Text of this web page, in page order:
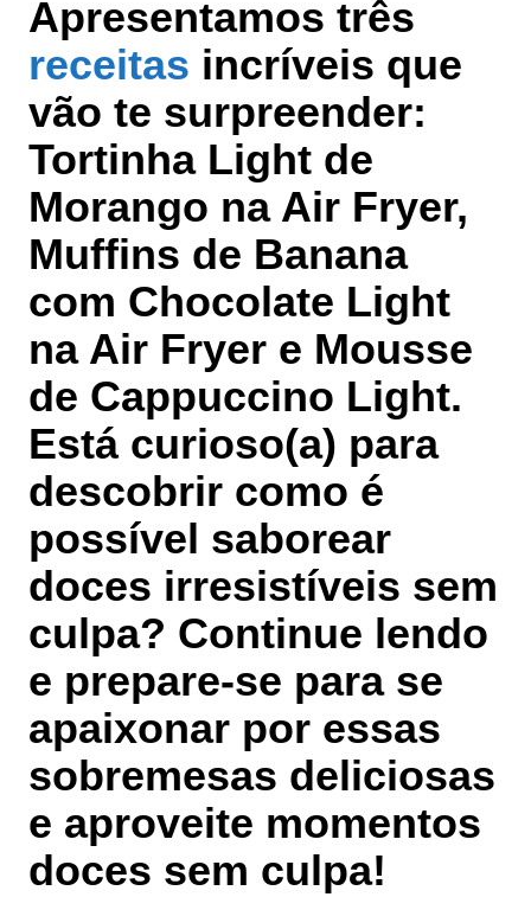
Apresentamos três
receitas incríveis que
vão te surpreender:
Tortinha Light de
Morango na Air Fryer,
Muffins de Banana
com Chocolate Light
na Air Fryer e Mousse
de Cappuccino Light.
Está curioso(a) para
descobrir como é
possível saborear
doces irresistíveis sem
culpa? Continue lendo
e prepare-se para se
apaixonar por essas
sobremesas deliciosas
e aproveite momentos
doces sem culpa!